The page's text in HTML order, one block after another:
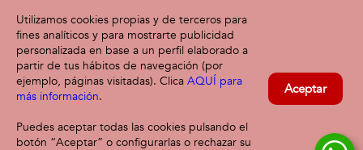
Formas de pago
Utilizamos cookies propias y de terceros para
fines analíticos y para mostrarte publicidad
personalizada en base a un perfil elaborado a
partir de tus hábitos de navegación (por
ejemplo, páginas visitadas). Clica AQUÍ para
más información.
Puedes aceptar todas las cookies pulsando el
botón “Aceptar” o configurarlas o rechazar su
Aceptar